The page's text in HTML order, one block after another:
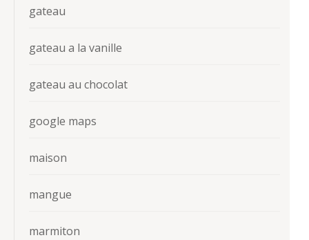
gateau
gateau a la vanille
gateau au chocolat
google maps
maison
mangue
marmiton